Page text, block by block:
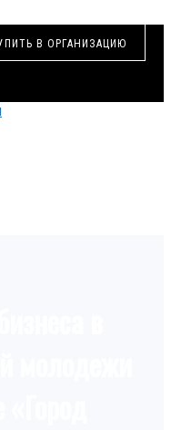
В ОРГАНИЗАЦИЮ
в
молодежи